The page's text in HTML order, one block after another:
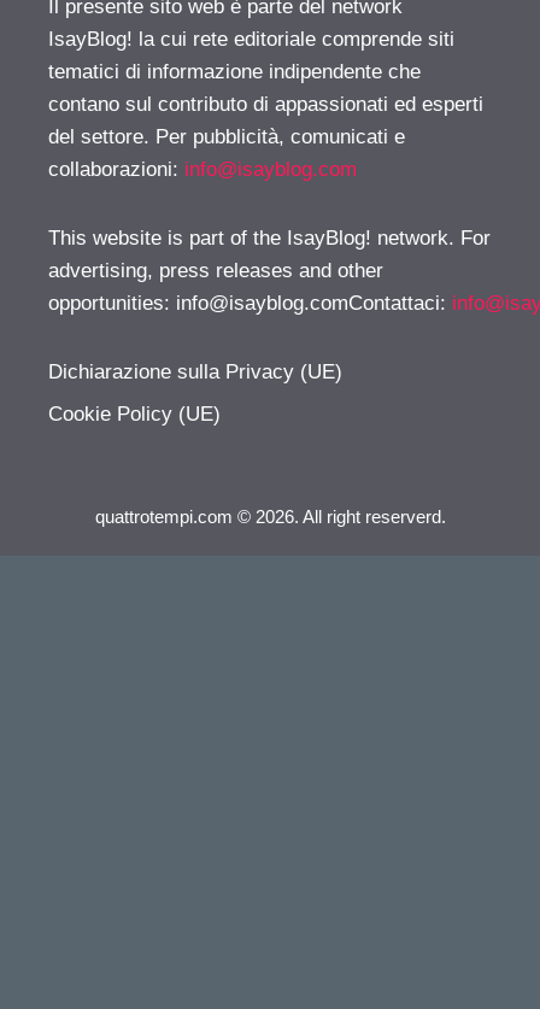
Il presente sito web è parte del network
IsayBlog! la cui rete editoriale comprende siti
tematici di informazione indipendente che
contano sul contributo di appassionati ed esperti
del settore. Per pubblicità, comunicati e
collaborazioni: info@isayblog.com
This website is part of the IsayBlog! network. For
advertising, press releases and other
opportunities: info@isayblog.comContattaci:
Dichiarazione sulla Privacy (UE)
Cookie Policy (UE)
quattrotempi.com © 2026. All right reserverd.